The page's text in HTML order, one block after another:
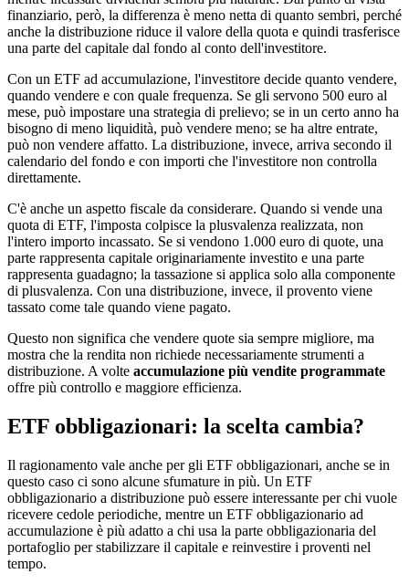
finanziario, però, la differenza è meno netta di quanto sembri, perché
anche la distribuzione riduce il valore della quota e quindi trasferisce
una parte del capitale dal fondo al conto dell'investitore.
Con un ETF ad accumulazione, l'investitore decide quanto vendere,
quando vendere e con quale frequenza. Se gli servono 500 euro al
mese, può impostare una strategia di prelievo; se in un certo anno ha
bisogno di meno liquidità, può vendere meno; se ha altre entrate,
può non vendere affatto. La distribuzione, invece, arriva secondo il
calendario del fondo e con importi che l'investitore non controlla
direttamente.
C'è anche un aspetto fiscale da considerare. Quando si vende una
quota di ETF, l'imposta colpisce la plusvalenza realizzata, non
l'intero importo incassato. Se si vendono 1.000 euro di quote, una
parte rappresenta capitale originariamente investito e una parte
rappresenta guadagno; la tassazione si applica solo alla componente
di plusvalenza. Con una distribuzione, invece, il provento viene
tassato come tale quando viene pagato.
Questo non significa che vendere quote sia sempre migliore, ma
mostra che la rendita non richiede necessariamente strumenti a
distribuzione. A volte accumulazione più vendite programmate
offre più controllo e maggiore efficienza.
ETF obbligazionari: la scelta cambia?
Il ragionamento vale anche per gli ETF obbligazionari, anche se in
questo caso ci sono alcune sfumature in più. Un ETF
obbligazionario a distribuzione può essere interessante per chi vuole
ricevere cedole periodiche, mentre un ETF obbligazionario ad
accumulazione è più adatto a chi usa la parte obbligazionaria del
portafoglio per stabilizzare il capitale e reinvestire i proventi nel
tempo.